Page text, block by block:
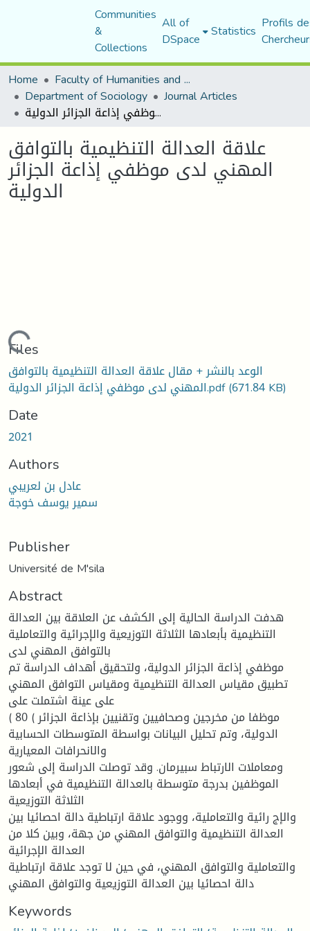
Communities
&
Collections
All of
DSpace Statistics Profils
Home
Faculty of Humanities and Social Sciences
Department of Sociology Journal Articles
علاقة العدالة التنظيمية بالتوافق المهني لدى موظفي إذاعة الجزائر الدولية
علاقة العدالة التنظيمية بالتوافق
المهني لدى موظفي إذاعة الجزائر
الدولية
Loading...
Files
الوعد بالنشر + مقال علاقة العدالة التنظيمية بالتوافق
المهني لدى موظفي إذاعة الجزائر الدولية.pdf(671.84 KB)
Date
2021
Authors
عادل بن لعريبي
سمير يوسف خوجة
Publisher
Université de M'sila
Abstract
هدفت الدراسة الحالية إلى الكشف عن العلاقة بين العدالة
التنظيمية بأبعادها الثلاثة التوزيعية والإجرائية والتعاملية
بالتوافق المهني لدى
موظفي إذاعة الجزائر الدولية، ولتحقيق أهداف الدراسة تم
تطبيق مقياس العدالة التنظيمية ومقياس التوافق المهني
على عينة اشتملت على
( 80 ( موظفا من مخرجين وصحافيين وتقنيين بإذاعة الجزائر
الدولية، وتم تحليل البيانات بواسطة المتوسطات الحسابية
والانحرافات المعيارية
ومعاملات الارتباط سبيرمان. وقد توصلت الدراسة إلى شعور
الموظفين بدرجة متوسطة بالعدالة التنظيمية في أبعادها
الثلاثة التوزيعية
والإج رائية والتعاملية، ووجود علاقة ارتباطية دالة احصائيا بين
العدالة التنظيمية والتوافق المهني من جهة، وبين كلا من
العدالة الإجرائية
والتعاملية والتوافق المهني، في حين لا توجد علاقة ارتباطية
دالة احصائيا بين العدالة التوزيعية والتوافق المهني
Keywords